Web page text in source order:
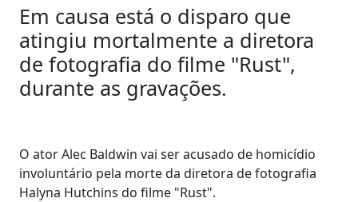
Em causa está o disparo que
atingiu mortalmente a diretora
de fotografia do filme "Rust",
durante as gravações.
O ator Alec Baldwin vai ser acusado de homicídio
involuntário pela morte da diretora de fotografia
Halyna Hutchins do filme "Rust".